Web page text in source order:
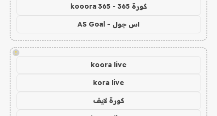
كورة 365 - kooora 365
اس جول - AS Goal
!
koora live
kora live
كورة لايف